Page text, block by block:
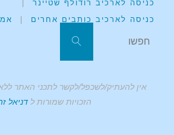
כניסה לארכיב רודולף שטיינר
|
כניסה לארכיב כותבים אחרים
|
אין להעתיק/לשכפל/לקשר לתכני האתר
הזכויות שמורות לדניאל